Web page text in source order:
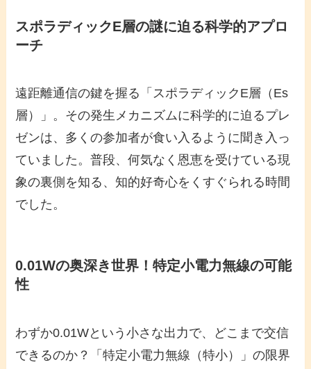
スポラディックE層の謎に迫る科学的アプロ
ーチ
遠距離通信の鍵を握る「スポラディックE層（Es
層）」。その発生メカニズムに科学的に迫るプレ
ゼンは、多くの参加者が食い入るように聞き入っ
ていました。普段、何気なく恩恵を受けている現
象の裏側を知る、知的好奇心をくすぐられる時間
でした。
0.01Wの奥深き世界！特定小電力無線の可能
性
わずか0.01Wという小さな出力で、どこまで交信
できるのか？「特定小電力無線（特小）」の限界